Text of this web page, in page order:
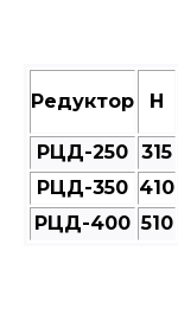
Редуктор Н
РЦД-250 315
РЦД-350 410
РЦД-400 510